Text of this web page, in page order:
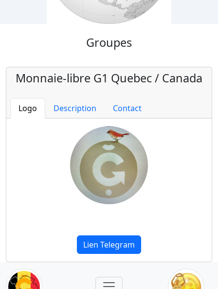
Groupes
Monnaie-libre G1 Quebec / Canada
Logo Description Contact
Lien Telegram